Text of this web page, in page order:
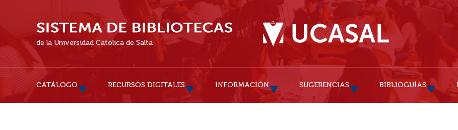
de la Universidad Católica de Salta
CATÁLOGO RECURSOS DIGITALES INFORMACIÓN SUGERENCIAS BIBLIOGUÍAS